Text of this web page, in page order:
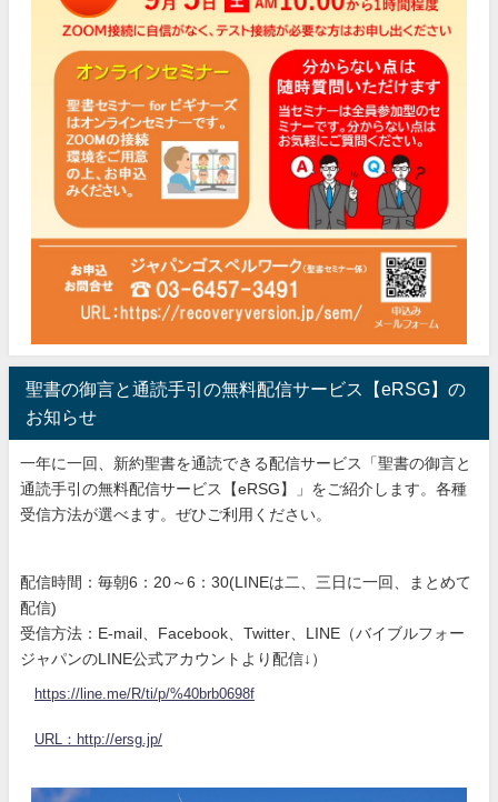
聖書の御言と通読手引の無料配信サービス【eRSG】の
お知らせ
一年に一回、新約聖書を通読できる配信サービス「聖書の御言と
通読手引の無料配信サービス【eRSG】」をご紹介します。各種
受信方法が選べます。ぜひご利用ください。
配信時間：毎朝6：20～6：30(LINEは二、三日に一回、まとめて
配信)
受信方法：E-mail、Facebook、Twitter、LINE（バイブルフォー
ジャパンのLINE公式アカウントより配信↓）
https://line.me/R/ti/p/%40brb0698f
URL：http://ersg.jp/